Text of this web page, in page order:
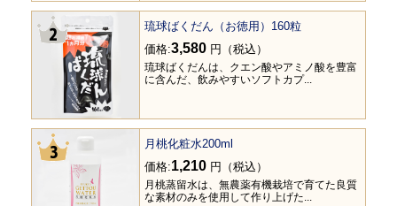
琉球ばくだん（お徳用）160粒
価格:3,580 円（税込）
琉球ばくだんは、クエン酸やアミノ酸を豊富
に含んだ、飲みやすいソフトカプ...
月桃化粧水200ml
価格:1,210 円（税込）
月桃蒸留水は、無農薬有機栽培で育てた良質
な素材のみを使用して作り上げた...